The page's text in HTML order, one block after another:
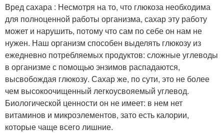
Вред сахара : Несмотря на то, что глюкоза необходима
для полноценной работы организма, сахар эту работу
может и нарушить, потому что сам по себе он нам не
нужен. Наш организм способен выделять глюкозу из
ежедневно потребляемых продуктов: сложные углеводы
в организме с помощью энзимов распадаются,
высвобождая глюкозу. Сахар же, по сути, это не более
чем высокоочищенный легкоусвояемый углевод.
Биологической ценности он не имеет: в нем нет
витаминов и микроэлементов, зато есть калории,
которые чаще всего ­лишние.